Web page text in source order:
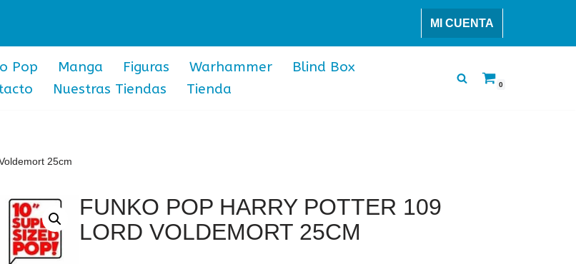
MI CUENTA
Pop Manga Figuras Warhammer
Blind Box
Nuestras Tiendas Tienda 0
25cm
FUNKO POP HARRY POTTER 109
LORD VOLDEMORT 25CM